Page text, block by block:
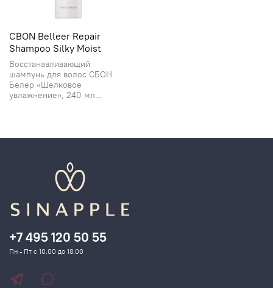
CBON Belleer Repair
Shampoo Silky Moist
Восстанавливающий
шампунь для волос СБОН
Белер «Шелковое
увлажнение», 240 мл...
+7 495 120 50 55
Пн - Пт с 10.00 до 18.00